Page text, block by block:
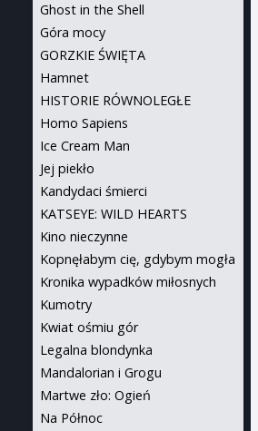
Ghost in the Shell
Góra mocy
GORZKIE ŚWIĘTA
Hamnet
HISTORIE RÓWNOLEGŁE
Homo Sapiens
Ice Cream Man
Jej piekło
Kandydaci śmierci
KATSEYE: WILD HEARTS
Kino nieczynne
Kopnęłabym cię, gdybym mogła
Kronika wypadków miłosnych
Kumotry
Kwiat ośmiu gór
Legalna blondynka
Mandalorian i Grogu
Martwe zło: Ogień
Na Północ